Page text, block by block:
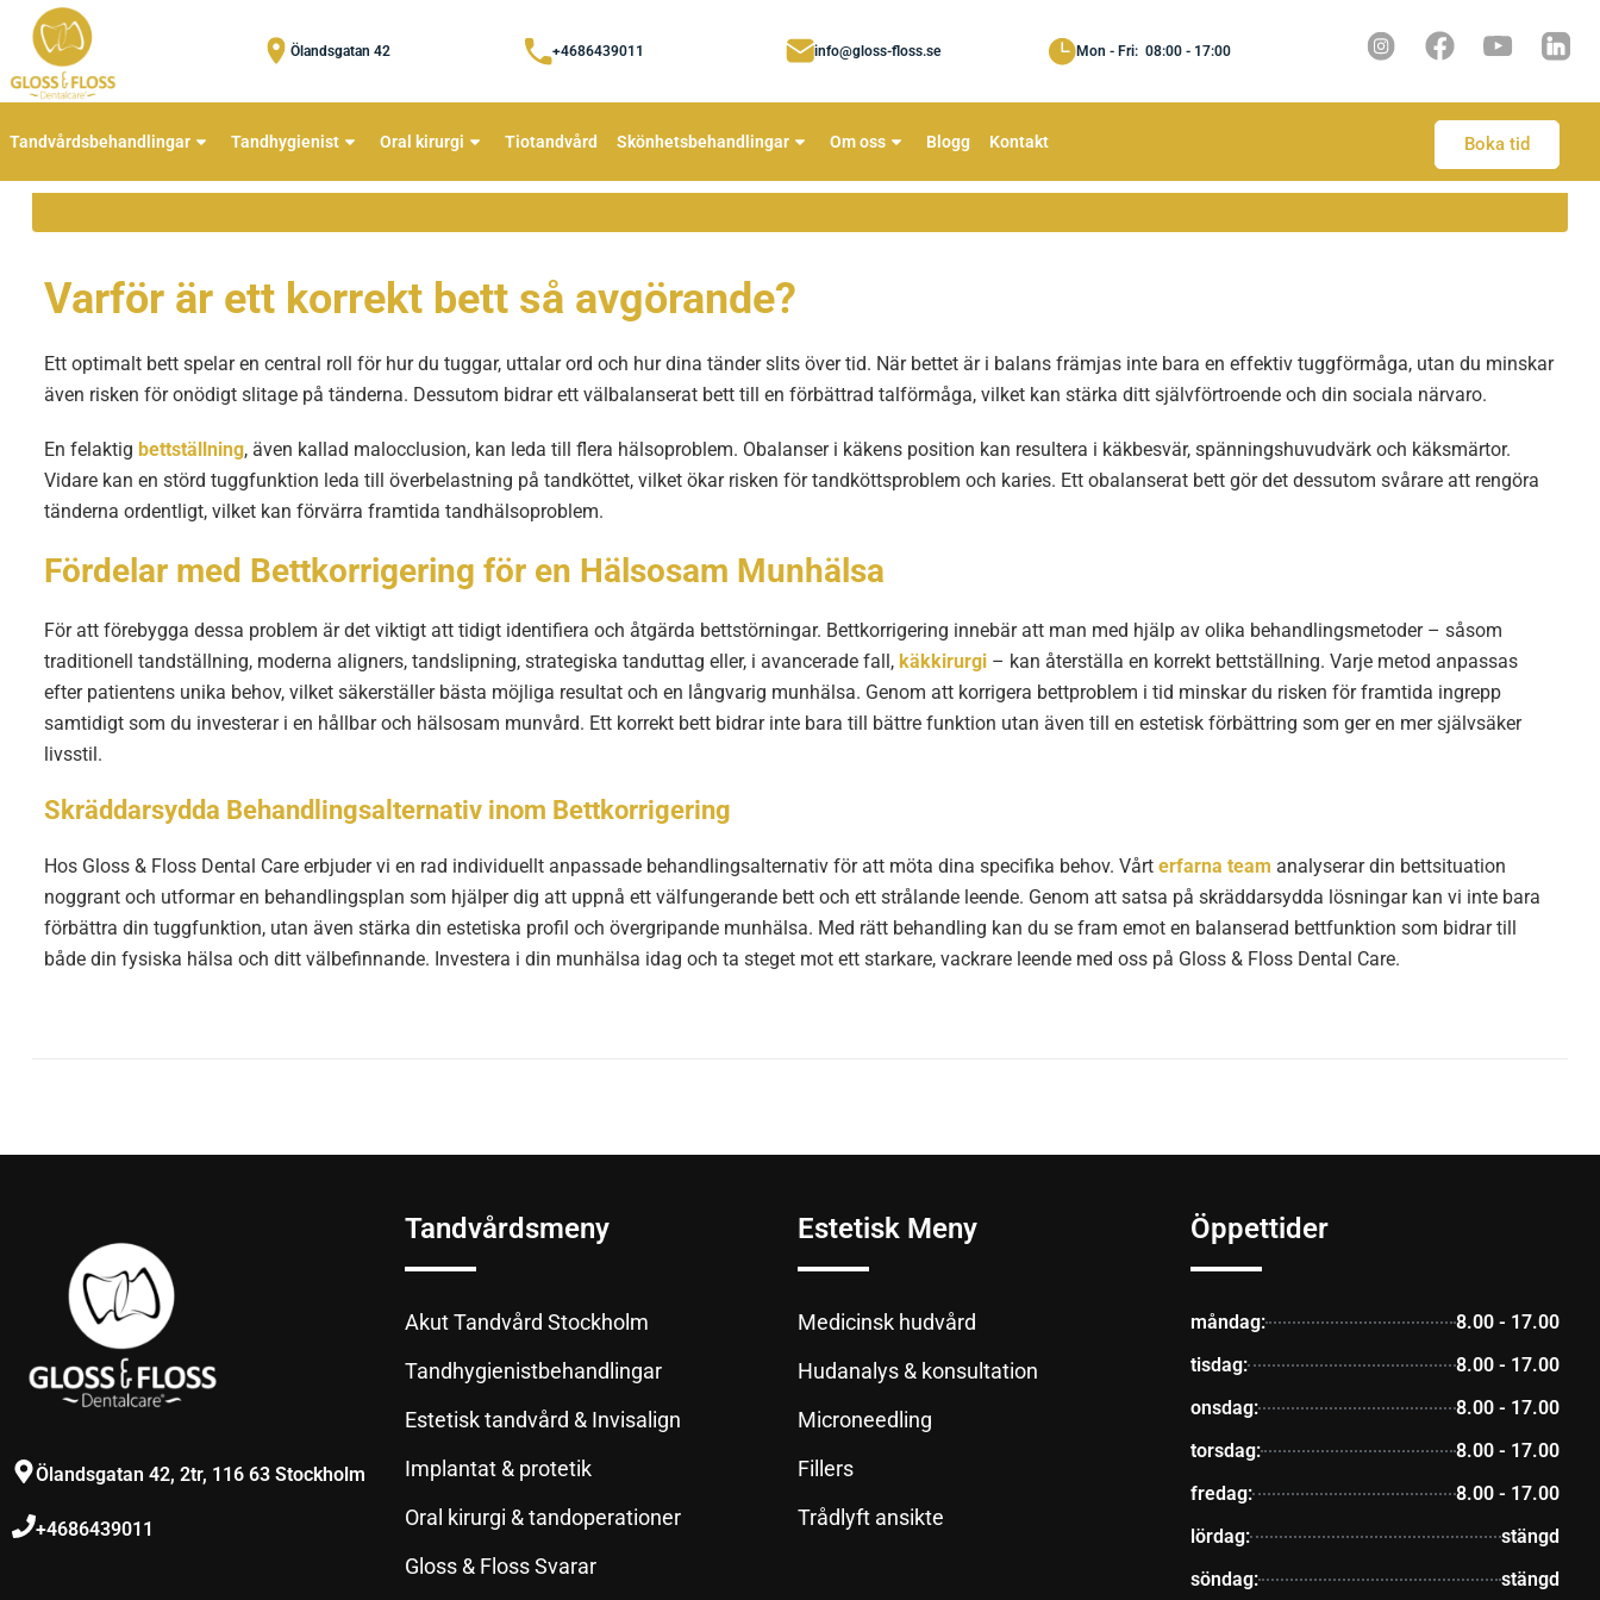
Ölandsgatan 42 +4686439011 info@gloss-floss.se Mon - Fri: 08:00 - 17:00
Tandvårdsbehandlingar Tandhygienist Oral kirurgi Tiotandvård Skönhetsbehandlingar Om oss Blogg Kontakt Boka tid
Varför är ett korrekt bett så avgörande?
Ett optimalt bett spelar en central roll för hur du tuggar, uttalar ord och hur dina tänder slits över tid. När bettet är i balans främjas inte bara en effektiv tuggförmåga, utan du minskar
även risken för onödigt slitage på tänderna. Dessutom bidrar ett välbalanserat bett till en förbättrad talförmåga, vilket kan stärka ditt självförtroende och din sociala närvaro.
En felaktig bettställning, även kallad malocclusion, kan leda till flera hälsoproblem. Obalanser i käkens position kan resultera i käkbesvär, spänningshuvudvärk och käksmärtor.
Vidare kan en störd tuggfunktion leda till överbelastning på tandköttet, vilket ökar risken för tandköttsproblem och karies. Ett obalanserat bett gör det dessutom svårare att rengöra
tänderna ordentligt, vilket kan förvärra framtida tandhälsoproblem.
Fördelar med Bettkorrigering för en Hälsosam Munhälsa
För att förebygga dessa problem är det viktigt att tidigt identifiera och åtgärda bettstörningar. Bettkorrigering innebär att man med hjälp av olika behandlingsmetoder – såsom
traditionell tandställning, moderna aligners, tandslipning, strategiska tanduttag eller, i avancerade fall, käkkirurgi – kan återställa en korrekt bettställning. Varje metod anpassas
efter patientens unika behov, vilket säkerställer bästa möjliga resultat och en långvarig munhälsa. Genom att korrigera bettproblem i tid minskar du risken för framtida ingrepp
samtidigt som du investerar i en hållbar och hälsosam munvård. Ett korrekt bett bidrar inte bara till bättre funktion utan även till en estetisk förbättring som ger en mer självsäker
livsstil.
Skräddarsydda Behandlingsalternativ inom Bettkorrigering
Hos Gloss & Floss Dental Care erbjuder vi en rad individuellt anpassade behandlingsalternativ för att möta dina specifika behov. Vårt erfarna team analyserar din bettsituation
noggrant och utformar en behandlingsplan som hjälper dig att uppnå ett välfungerande bett och ett strålande leende. Genom att satsa på skräddarsydda lösningar kan vi inte bara
förbättra din tuggfunktion, utan även stärka din estetiska profil och övergripande munhälsa. Med rätt behandling kan du se fram emot en balanserad bettfunktion som bidrar till
både din fysiska hälsa och ditt välbefinnande. Investera i din munhälsa idag och ta steget mot ett starkare, vackrare leende med oss på Gloss & Floss Dental Care.
Ölandsgatan 42, 2tr, 116 63 Stockholm
+4686439011
Tandvårdsmeny
Akut Tandvård Stockholm
Tandhygienistbehandlingar
Estetisk tandvård & Invisalign
Implantat & protetik
Oral kirurgi & tandoperationer
Gloss & Floss Svarar
Estetisk Meny
Medicinsk hudvård
Hudanalys & konsultation
Microneedling
Fillers
Trådlyft ansikte
Öppettider
måndag:
8.00 - 17.00
tisdag:
8.00 - 17.00
onsdag:
8.00 - 17.00
torsdag:
8.00 - 17.00
fredag:
8.00 - 17.00
lördag:
stängd
söndag:
stängd